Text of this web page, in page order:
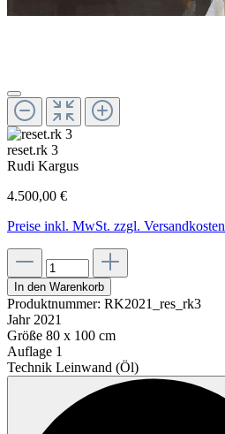
reset.rk 3
Rudi Kargus
4.500,00 €
Preise inkl. MwSt. zzgl. Versandkosten
In den Warenkorb
Produktnummer: RK2021_res_rk3
Jahr 2021
Größe 80 x 100 cm
Auflage 1
Technik Leinwand (Öl)